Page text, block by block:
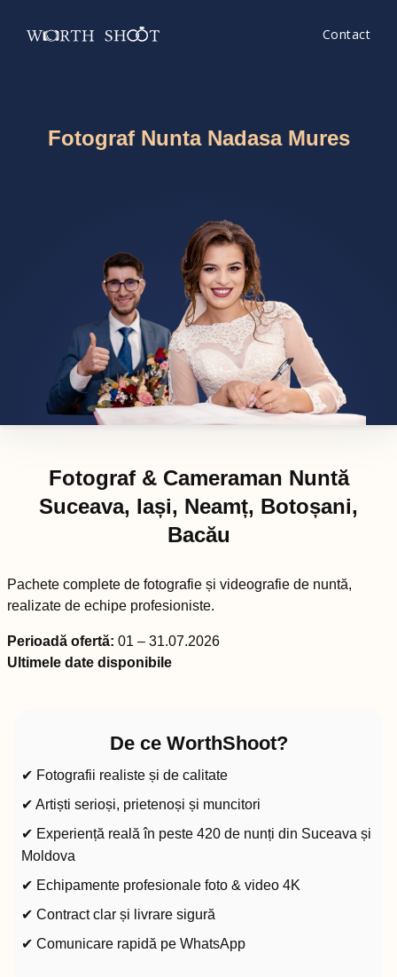
Contact
Fotograf Nunta Nadasa Mures
Fotograf & Cameraman Nuntă
Suceava, Iași, Neamț, Botoșani,
Bacău
Pachete complete de fotografie și videografie de nuntă,
realizate de echipe profesioniste.
Perioadă ofertă: 01 – 31.07.2026
Ultimele date disponibile
De ce WorthShoot?
✔ Fotografii realiste și de calitate
✔ Artiști serioși, prietenoși și muncitori
✔ Experiență reală în peste 420 de nunți din Suceava și
Moldova
✔ Echipamente profesionale foto & video 4K
✔ Contract clar și livrare sigură
✔ Comunicare rapidă pe WhatsApp